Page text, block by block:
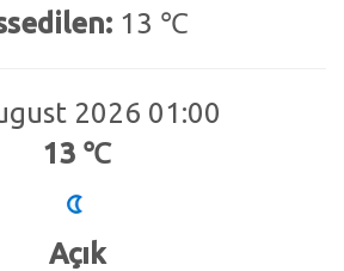
13 ℃
2026 01:00
13 ℃
Açık